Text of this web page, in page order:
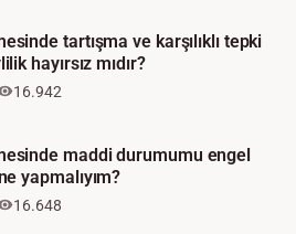
tartışma ve karşılıklı tepki
hayırsız mıdır?
16.942
maddi durumumu engel
yapmalıyım?
16.648